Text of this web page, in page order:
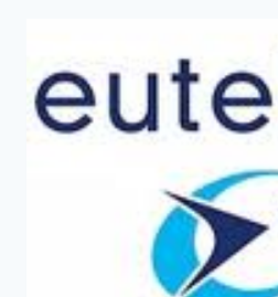
PREPARATIVOS
PARA
EL
LANZAMIENTO